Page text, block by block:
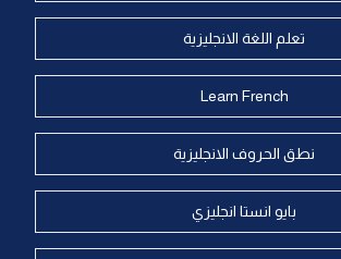
تعلم اللغة الانجليزية
Learn French
نطق الحروف الانجليزية
بايو انستا انجليزي